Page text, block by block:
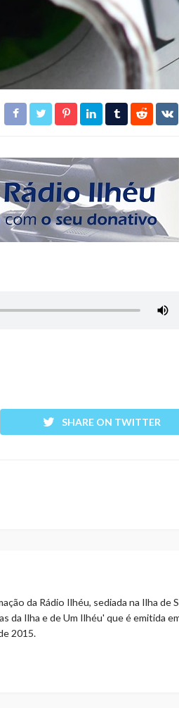
SHARE ON TWITTER
da Rádio Ilhéu, sediada na Ilha de
da Ilha e de Um Ilhéu' que é emitida
2015.